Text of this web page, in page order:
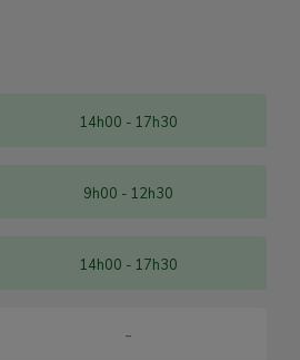
14h00 - 17h30
9h00 - 12h30
14h00 - 17h30
-